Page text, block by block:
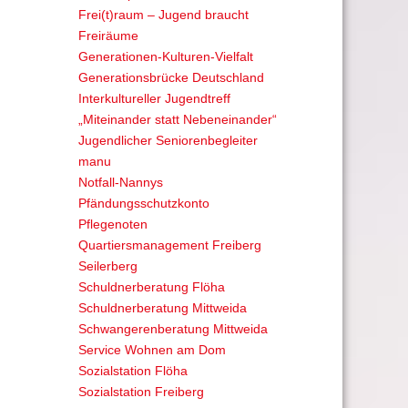
Frei(t)raum – Jugend braucht
Freiräume
Generationen-Kulturen-Vielfalt
Generationsbrücke Deutschland
Interkultureller Jugendtreff
„Miteinander statt Nebeneinander“
Jugendlicher Seniorenbegleiter
manu
Notfall-Nannys
Pfändungsschutzkonto
Pflegenoten
Quartiersmanagement Freiberg
Seilerberg
Schuldnerberatung Flöha
Schuldnerberatung Mittweida
Schwangerenberatung Mittweida
Service Wohnen am Dom
Sozialstation Flöha
Sozialstation Freiberg